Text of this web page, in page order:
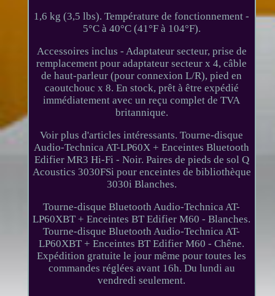
1,6 kg (3,5 lbs). Température de fonctionnement -
5°C à 40°C (41°F à 104°F).
Accessoires inclus - Adaptateur secteur, prise de
remplacement pour adaptateur secteur x 4, câble
de haut-parleur (pour connexion L/R), pied en
caoutchouc x 8. En stock, prêt à être expédié
immédiatement avec un reçu complet de TVA
britannique.
Voir plus d'articles intéressants. Tourne-disque
Audio-Technica AT-LP60X + Enceintes Bluetooth
Edifier MR3 Hi-Fi - Noir. Paires de pieds de sol Q
Acoustics 3030FSi pour enceintes de bibliothèque
3030i Blanches.
Tourne-disque Bluetooth Audio-Technica AT-
LP60XBT + Enceintes BT Edifier M60 - Blanches.
Tourne-disque Bluetooth Audio-Technica AT-
LP60XBT + Enceintes BT Edifier M60 - Chêne.
Expédition gratuite le jour même pour toutes les
commandes réglées avant 16h. Du lundi au
vendredi seulement.